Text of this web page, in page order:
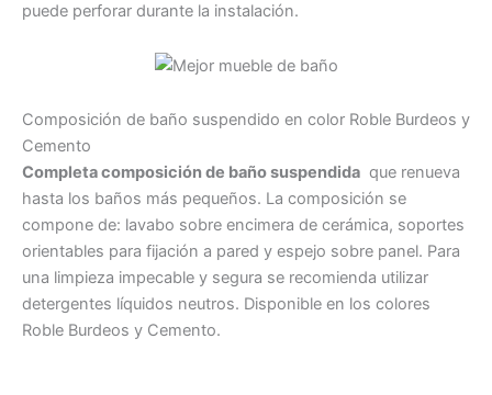
puede perforar durante la instalación.
Composición de baño suspendido en color Roble Burdeos y
Cemento
Completa composición de baño suspendida que renueva
hasta los baños más pequeños. La composición se
compone de: lavabo sobre encimera de cerámica, soportes
orientables para fijación a pared y espejo sobre panel. Para
una limpieza impecable y segura se recomienda utilizar
detergentes líquidos neutros. Disponible en los colores
Roble Burdeos y Cemento.